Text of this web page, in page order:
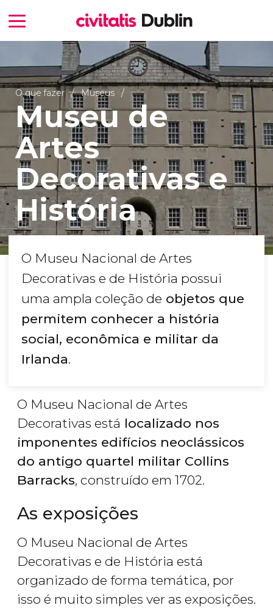
O que fazer Museus
Museu de
Artes
Decorativas e
História
O Museu Nacional de Artes
Decorativas e de História possui
uma ampla coleção de objetos que
permitem conhecer a história
social, econômica e militar da
Irlanda.
O Museu Nacional de Artes
Decorativas está localizado nos
imponentes edifícios neoclássicos
do antigo quartel militar Collins
Barracks, construído em 1702.
As exposições
O Museu Nacional de Artes
Decorativas e de História está
organizado de forma temática, por
isso é muito simples ver as exposições.